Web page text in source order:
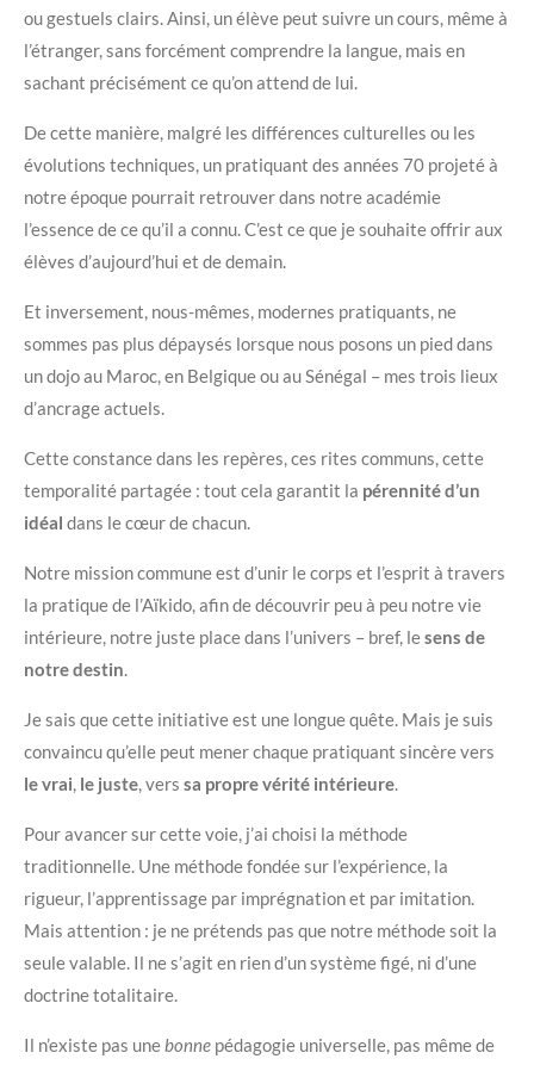
ou gestuels clairs. Ainsi, un élève peut suivre un cours, même à
l’étranger, sans forcément comprendre la langue, mais en
sachant précisément ce qu’on attend de lui.
De cette manière, malgré les différences culturelles ou les
évolutions techniques, un pratiquant des années 70 projeté à
notre époque pourrait retrouver dans notre académie
l’essence de ce qu’il a connu. C’est ce que je souhaite offrir aux
élèves d’aujourd’hui et de demain.
Et inversement, nous-mêmes, modernes pratiquants, ne
sommes pas plus dépaysés lorsque nous posons un pied dans
un dojo au Maroc, en Belgique ou au Sénégal – mes trois lieux
d’ancrage actuels.
Cette constance dans les repères, ces rites communs, cette
temporalité partagée : tout cela garantit la pérennité d’un
idéal dans le cœur de chacun.
Notre mission commune est d’unir le corps et l’esprit à travers
la pratique de l’Aïkido, afin de découvrir peu à peu notre vie
intérieure, notre juste place dans l’univers – bref, lesens de
notre destin.
Je sais que cette initiative est une longue quête. Mais je suis
convaincu qu’elle peut mener chaque pratiquant sincère vers
le vrai, le juste, vers sa propre vérité intérieure.
Pour avancer sur cette voie, j’ai choisi la méthode
traditionnelle. Une méthode fondée sur l’expérience, la
rigueur, l’apprentissage par imprégnation et par imitation.
Mais attention : je ne prétends pas que notre méthode soit la
seule valable. Il ne s’agit en rien d’un système figé, ni d’une
doctrine totalitaire.
Il n’existe pas unebonne pédagogie universelle, pas même de